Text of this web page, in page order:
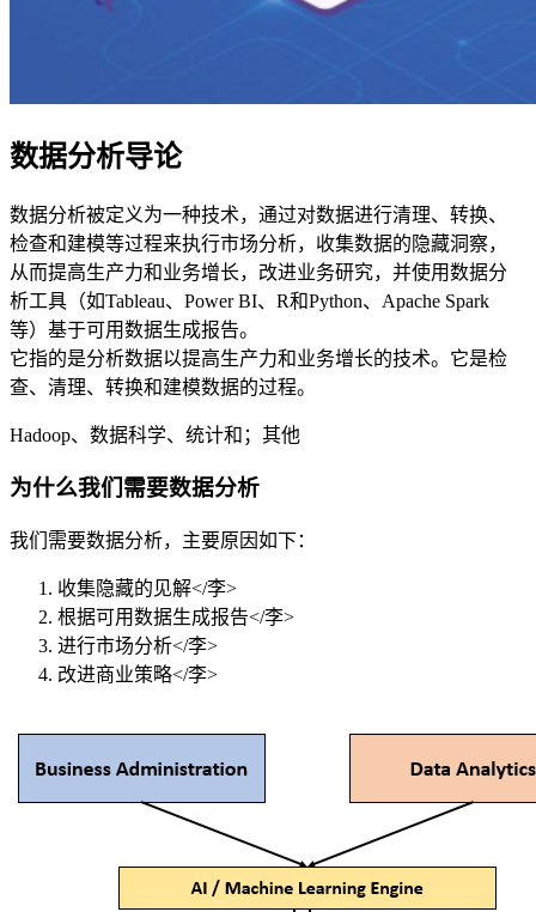
数据分析导论
数据分析被定义为一种技术，通过对数据进行清理、转换、
检查和建模等过程来执行市场分析，收集数据的隐藏洞察，
从而提高生产力和业务增长，改进业务研究，并使用数据分
析工具（如Tableau、Power BI、R和Python、Apache Spark
等）基于可用数据生成报告。
它指的是分析数据以提高生产力和业务增长的技术。它是检
查、清理、转换和建模数据的过程。
Hadoop、数据科学、统计和；其他
为什么我们需要数据分析
我们需要数据分析，主要原因如下：
收集隐藏的见解</李>
根据可用数据生成报告</李>
进行市场分析</李>
改进商业策略</李>